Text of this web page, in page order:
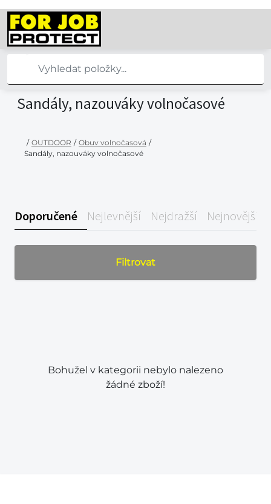
Sandály, nazouváky volnočasové
/ OUTDOOR / Obuv volnočasová /
Sandály, nazouváky volnočasové
Doporučené Nejlevnější Nejdražší Nejnovější
Filtrovat
Bohužel v kategorii nebylo nalezeno
žádné zboží!